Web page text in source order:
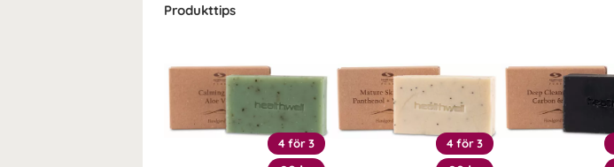
Produkttips
4 för 3 4 för 3